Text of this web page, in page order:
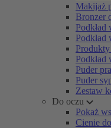
Makijaż
Bronzer
Podkład
Podkład
Puder
Puder
Zestaw
Do oczu
Pokaż
Cienie